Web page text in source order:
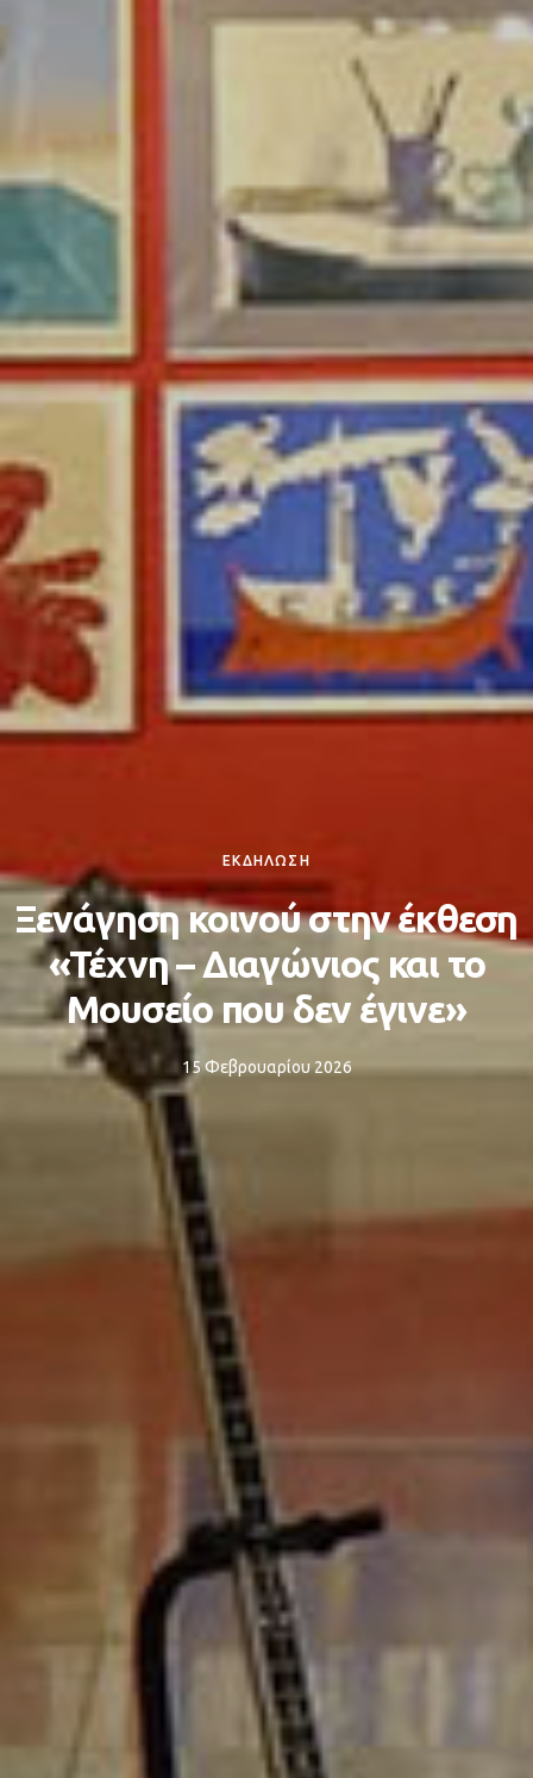
ΕΚΔΗΛΩΣΗ
Ξενάγηση κοινού στην έκθεση
«Τέχνη – Διαγώνιος και το
Μουσείο που δεν έγινε»
15 Φεβρουαρίου 2026